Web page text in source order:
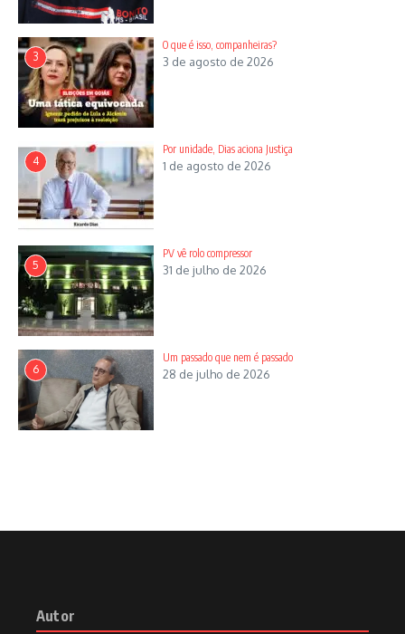
3
O que é isso, companheiras?
3 de agosto de 2026
4
Por unidade, Dias aciona Justiça
1 de agosto de 2026
5
PV vê rolo compressor
31 de julho de 2026
6
Um passado que nem é passado
28 de julho de 2026
Autor